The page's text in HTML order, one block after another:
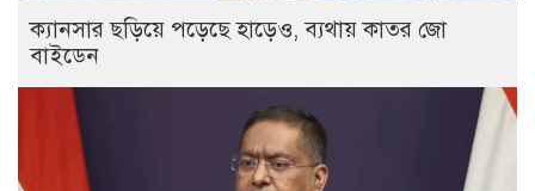
ক্যানসার ছড়িয়ে পড়েছে হাড়েও, ব্যথায় কাতর জো
বাইডেন